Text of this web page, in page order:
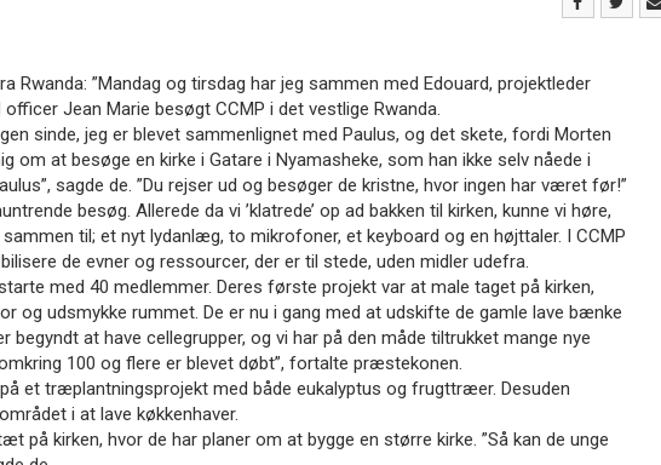
Rwanda: ”Mandag og tirsdag har jeg sammen med Edouard, projektleder
Jean Marie besøgt CCMP i det vestlige Rwanda.
sinde, jeg er blevet sammenlignet med Paulus, og det skete, fordi Morten
om at besøge en kirke i Gatare i Nyamasheke, som han ikke selv nåede i
sagde de. ”Du rejser ud og besøger de kristne, hvor ingen har været før!”
besøg. Allerede da vi ’klatrede’ op ad bakken til kirken, kunne vi høre,
til; et nyt lydanlæg, to mikrofoner, et keyboard og en højttaler. I CCMP
de evner og ressourcer, der er til stede, uden midler udefra.
med 40 medlemmer. Deres første projekt var at male taget på kirken,
og udsmykke rummet. De er nu i gang med at udskifte de gamle lave bænke
begyndt at have cellegrupper, og vi har på den måde tiltrukket mange nye
100 og flere er blevet døbt”, fortalte præstekonen.
et træplantningsprojekt med både eukalyptus og frugttræer. Desuden
i at lave køkkenhaver.
på kirken, hvor de har planer om at bygge en større kirke. ”Så kan de unge